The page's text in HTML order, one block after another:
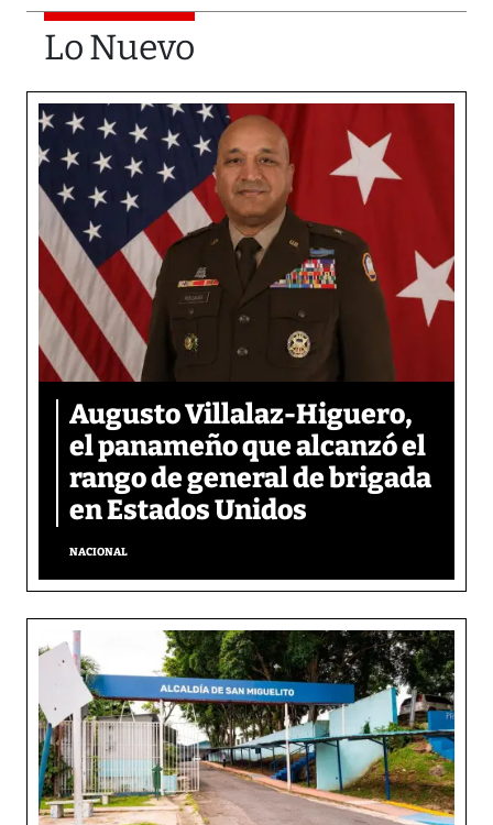
Lo Nuevo
Augusto Villalaz-Higuero,
el panameño que alcanzó el
rango de general de brigada
en Estados Unidos
NACIONAL